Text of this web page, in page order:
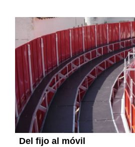
Del fijo al móvil